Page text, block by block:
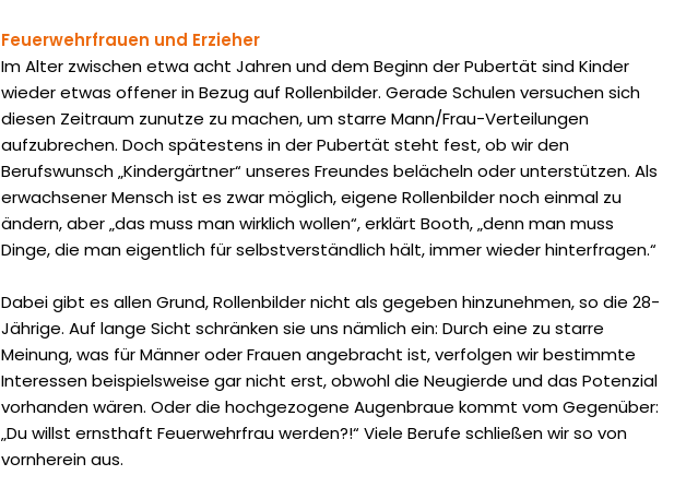
(1|2022)
Zeit
(1|2021)
Gender
(2|2020)
Klimawandel
(1|2020)
Kategorien
Ausgaben
Downloads
(PDF)
Feuerwehrfrauen und Erzieher
Im Alter zwischen etwa acht Jahren und dem Beginn der Pubertät sind Kinder
wieder etwas offener in Bezug auf Rollenbilder. Gerade Schulen versuchen sich
diesen Zeitraum zunutze zu machen, um starre Mann/Frau-Verteilungen
aufzubrechen. Doch spätestens in der Pubertät steht fest, ob wir den
Berufswunsch „Kindergärtner“ unseres Freundes belächeln oder unterstützen. Als
erwachsener Mensch ist es zwar möglich, eigene Rollenbilder noch einmal zu
ändern, aber „das muss man wirklich wollen“, erklärt Booth, „denn man muss
Dinge, die man eigentlich für selbstverständlich hält, immer wieder hinterfragen.“
Dabei gibt es allen Grund, Rollenbilder nicht als gegeben hinzunehmen, so die 28-
Jährige. Auf lange Sicht schränken sie uns nämlich ein: Durch eine zu starre
Meinung, was für Männer oder Frauen angebracht ist, verfolgen wir bestimmte
Interessen beispielsweise gar nicht erst, obwohl die Neugierde und das Potenzial
vorhanden wären. Oder die hochgezogene Augenbraue kommt vom Gegenüber:
„Du willst ernsthaft Feuerwehrfrau werden?!“ Viele Berufe schließen wir so von
vornherein aus.